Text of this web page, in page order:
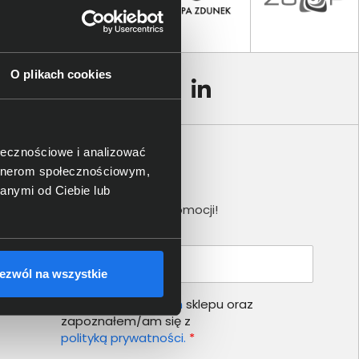
O plikach cookies
i analizować
społecznościowym,
od Ciebie lub
na wszystkie
Newsletter
Nie przegap żadnej promocji!
regulamin sklepu oraz
zapoznałem/am się z
polityką prywatności. *